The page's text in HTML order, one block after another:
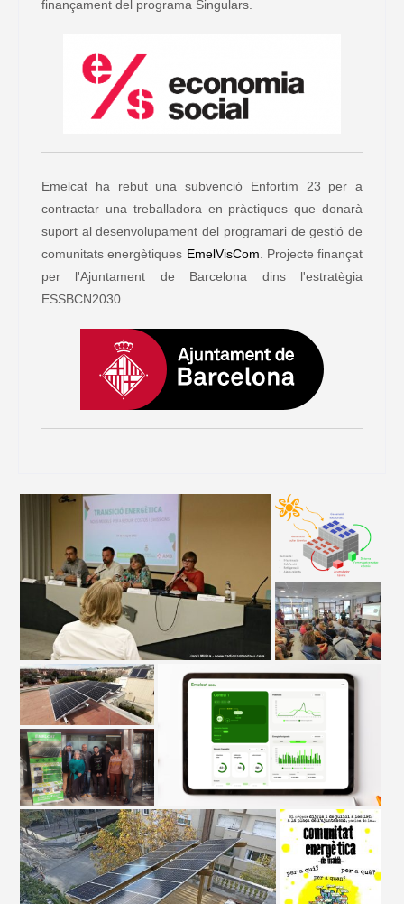
finançament del programa Singulars.
Emelcat ha rebut una subvenció Enfortim 23 per a
contractar una treballadora en pràctiques que donarà
suport al desenvolupament del programari de gestió de
comunitats energètiques EmelVisCom . Projecte finançat
per l'Ajuntament de Barcelona dins l'estratègia
ESSBCN2030.